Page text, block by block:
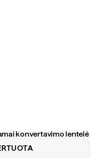
konvertavimo lentelė